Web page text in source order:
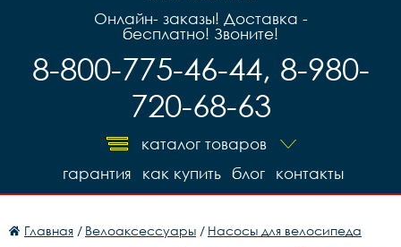
Онлайн- заказы! Доставка -
бесплатно! Звоните!
8-800-775-46-44, 8-980-
720-68-63
каталог товаров
контакты
блог
как купить
гарантия
Главная / Велоаксессуары / Насосы для велосипеда